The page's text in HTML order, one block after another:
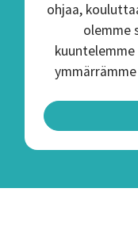
ohjaa,
olemme